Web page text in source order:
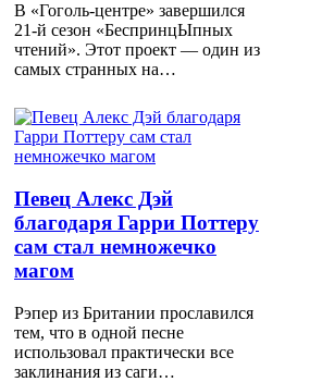
В «Гоголь-центре» завершился
21-й сезон «БеспринцЫпных
чтений». Этот проект — один из
самых странных на…
Певец Алекс Дэй
благодаря Гарри Поттеру
сам стал немножечко
магом
Рэпер из Британии прославился
тем, что в одной песне
использовал практически все
заклинания из саги…